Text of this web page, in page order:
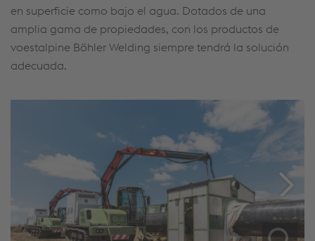
en superficie como bajo el agua. Dotados de una
amplia gama de propiedades, con los productos de
voestalpine Böhler Welding siempre tendrá la solución
adecuada.